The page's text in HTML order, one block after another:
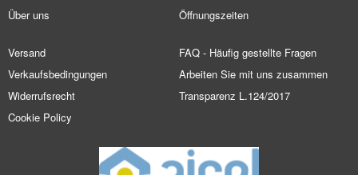
Über uns
Öffnungszeiten
Versand
Verkaufsbedingungen
Widerrufsrecht
Cookie Policy
FAQ - Häufig gestellte Fragen
Arbeiten Sie mit uns zusammen
Transparenz L.124/2017